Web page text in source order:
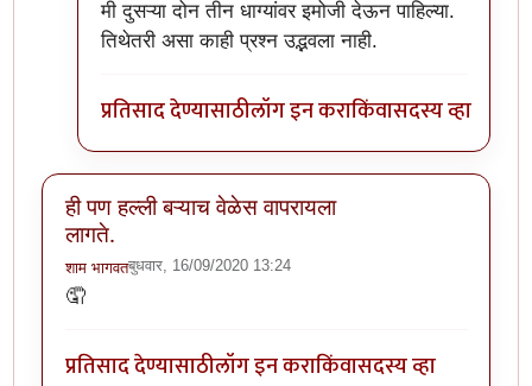
In reply toत्यामुळेच मायबोलीने इमोजींवरbyशाम भागवत
मी दुसऱ्या दोन तीन धाग्यांवर इमोजी देऊन पाहिल्या.
तिथेतरी असा काही प्रश्न उद्भवला नाही.
प्रतिसाद देण्यासाठीलॉग इन कराकिंवासदस्य व्हा
ही पण हल्ली बऱ्याच वेळेस वापरायला
लागते.
शाम भागवतबुधवार, 16/09/2020 13:24
🤦
प्रतिसाद देण्यासाठीलॉग इन कराकिंवासदस्य व्हा